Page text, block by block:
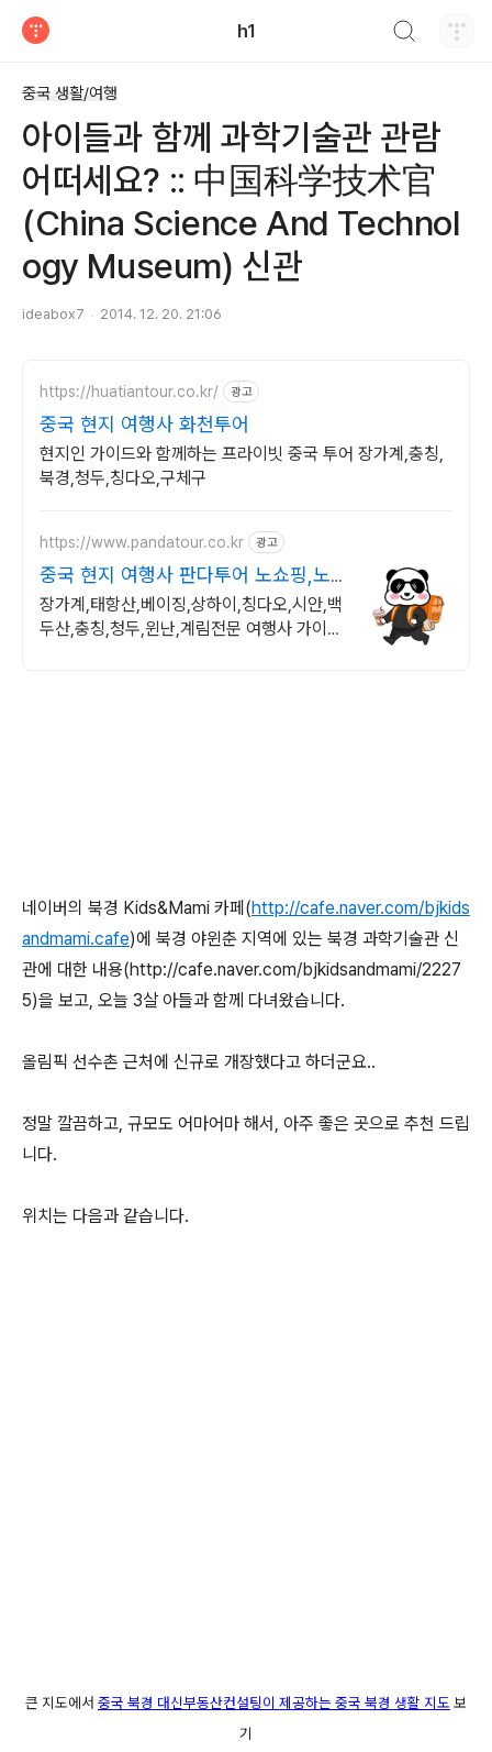
h1
중국 생활/여행
아이들과 함께 과학기술관 관람
어떠세요? :: 中国科学技术官
(China Science And Technol
ogy Museum) 신관
ideabox7 2014. 12. 20. 21:06
https://huatiantour.co.kr/ 광고
중국 현지 여행사 화천투어
현지인 가이드와 함께하는 프라이빗 중국 투어 장가계,충칭,
북경,청두,칭다오,구체구
https://www.pandatour.co.kr 광고
중국 현지 여행사 판다투어 노쇼핑,노
옵션,노팁
장가계,태항산,베이징,상하이,칭다오,시안,백
두산,충칭,청두,윈난,계림전문 여행사 가이드
네이버의 북경 Kids&Mami 카페(http://cafe.naver.com/bjkids
andmami.cafe)에 북경 야윈춘 지역에 있는 북경 과학기술관 신
관에 대한 내용(http://cafe.naver.com/bjkidsandmami/2227
5)을 보고, 오늘 3살 아들과 함께 다녀왔습니다.
올림픽 선수촌 근처에 신규로 개장했다고 하더군요..
정말 깔끔하고, 규모도 어마어마 해서, 아주 좋은 곳으로 추천 드립
니다.
위치는 다음과 같습니다.
큰 지도에서 중국 북경 대신부동산컨설팅이 제공하는 중국 북경 생활 지도 보
기